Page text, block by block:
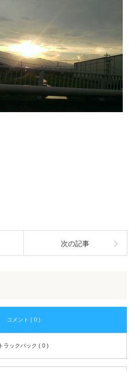
次の記事
コメント ( 0 )
トラックバック ( 0 )